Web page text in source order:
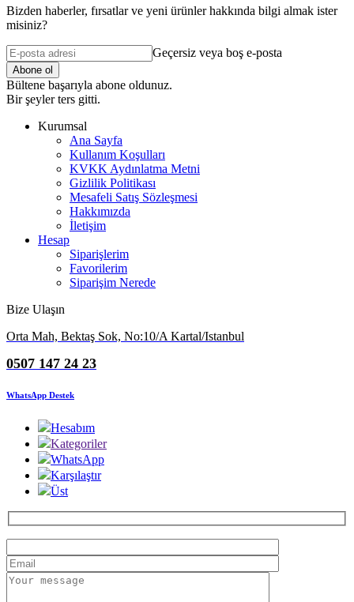
Bizden haberler, fırsatlar ve yeni ürünler hakkında bilgi almak ister
misiniz?
Geçersiz veya boş e-posta
Abone ol
Bültene başarıyla abone oldunuz.
Bir şeyler ters gitti.
Kurumsal
Ana Sayfa
Kullanım Koşulları
KVKK Aydınlatma Metni
Gizlilik Politikası
Mesafeli Satış Sözleşmesi
Hakkımızda
İletişim
Hesap
Siparişlerim
Favorilerim
Siparişim Nerede
Bize Ulaşın
Orta Mah, Bektaş Sok, No:10/A Kartal/Istanbul
0507 147 24 23
WhatsApp Destek
Hesabım
Kategoriler
WhatsApp
Karşılaştır
Üst